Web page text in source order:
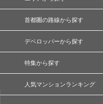
首都圏の路線から探す
デベロッパーから探す
特集から探す
人気マンションランキング